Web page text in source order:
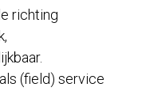
richting
(field) service